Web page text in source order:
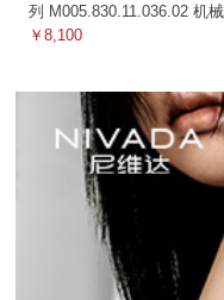
列 M005.830.11.036.02 机械
￥8,100